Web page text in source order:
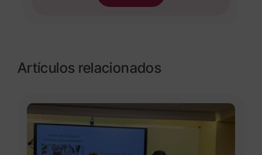
Artículos relacionados